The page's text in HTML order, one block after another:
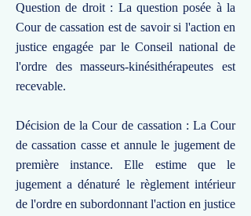
Question de droit : La question posée à la
Cour de cassation est de savoir si l'action en
justice engagée par le Conseil national de
l'ordre des masseurs-kinésithérapeutes est
recevable.
Décision de la Cour de cassation : La Cour
de cassation casse et annule le jugement de
première instance. Elle estime que le
jugement a dénaturé le règlement intérieur
de l'ordre en subordonnant l'action en justice